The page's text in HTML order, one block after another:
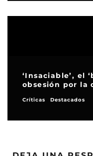
‘Insaciable’, el
obsesión por la
Críticas Destacados